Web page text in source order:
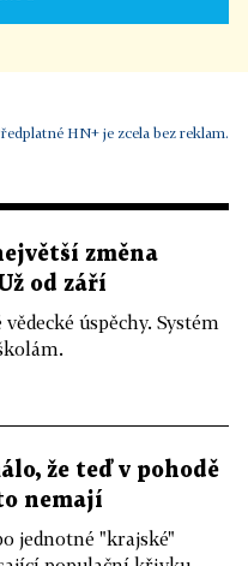
HN+ je zcela bez reklam.
změna
od září
úspěchy. Systém
že teď v pohodě
nemají
jednotné "krajské"